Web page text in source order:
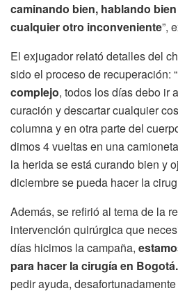
caminando bien, hablando
cualquier otro inconveniente”,
El exjugador relató detalles del
sido el proceso de recuperación: “
complejo, todos los días debo ir
curación y descartar cualquier
columna y en otra parte del
dimos 4 vueltas en una
la herida se está curando bien y
diciembre se pueda hacer la
Además, se refirió al tema de la
intervención quirúrgica que
días hicimos la campaña,
para hacer la cirugía en Bogotá.
pedir ayuda,